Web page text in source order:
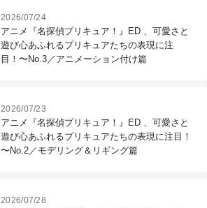
2026/07/24
アニメ『名探偵プリキュア！』ED 、可愛さと
遊び心あふれるプリキュアたちの表現に注
目！〜No.3／アニメーション付け篇
2026/07/23
アニメ『名探偵プリキュア！』ED 、可愛さと
遊び心あふれるプリキュアたちの表現に注目！
〜No.2／モデリング＆リギング篇
2026/07/28